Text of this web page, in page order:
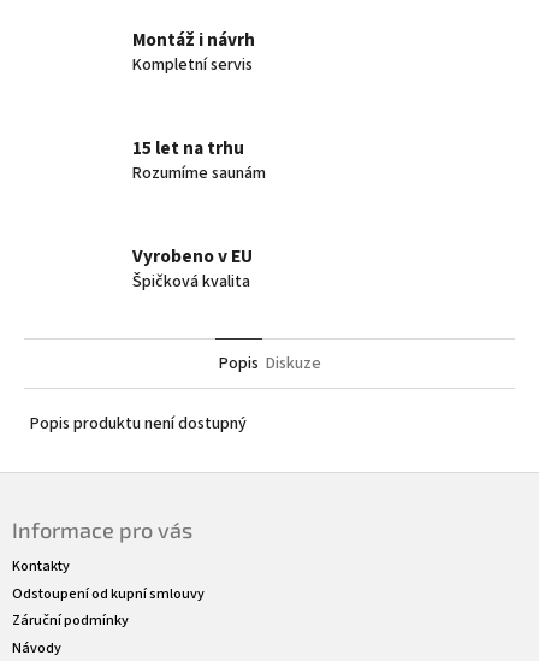
Montáž i návrh
Kompletní servis
15 let na trhu
Rozumíme saunám
Vyrobeno v EU
Špičková kvalita
Popis Diskuze
Popis produktu není dostupný
Informace pro vás
Kontakty
Odstoupení od kupní smlouvy
Záruční podmínky
Návody